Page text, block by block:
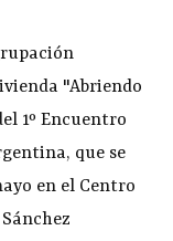
"Abriendo
1º Encuentro
que se
en el Centro